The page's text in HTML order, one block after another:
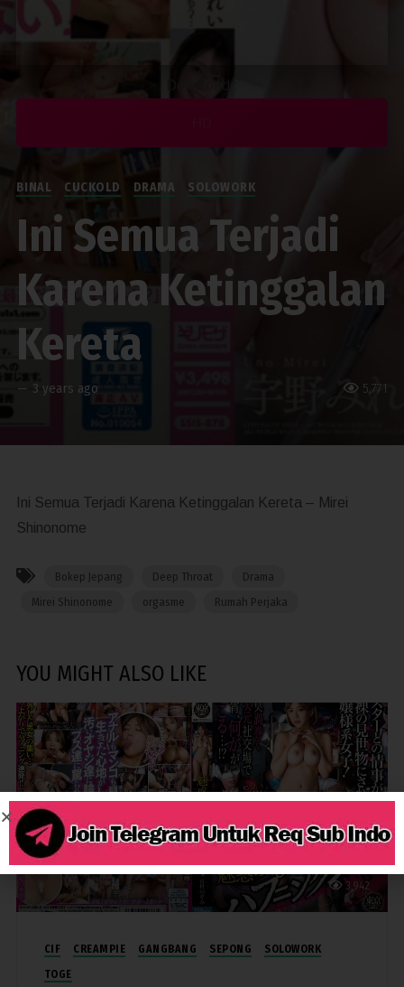
5,771
BINAL CUCKOLD DRAMA SOLOWORK
Ini Semua Terjadi
Karena Ketinggalan
Kereta
— 3 years ago
Ini Semua Terjadi Karena Ketinggalan Kereta – Mirei
Shinonome
Bokep Jepang Deep Throat
Drama
Mirei Shinonome
orgasme Rumah Perjaka
YOU MIGHT ALSO LIKE
3,942
CIF CREAMPIE GANGBANG SEPONG
SOLOWORK
TOGE